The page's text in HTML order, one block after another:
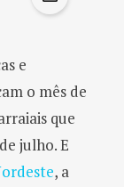
e
o mês de
que
julho. E
, a